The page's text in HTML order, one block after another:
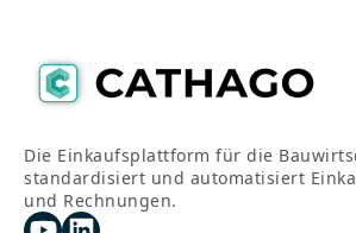
Die Einkaufsplattform für die
standardisiert und automatisiert
und Rechnungen.